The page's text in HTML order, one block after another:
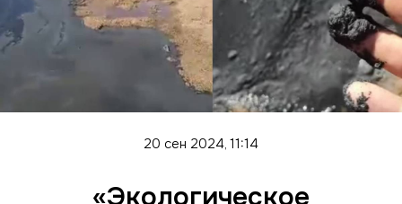
20 сен 2024, 11:14
«Экологическое